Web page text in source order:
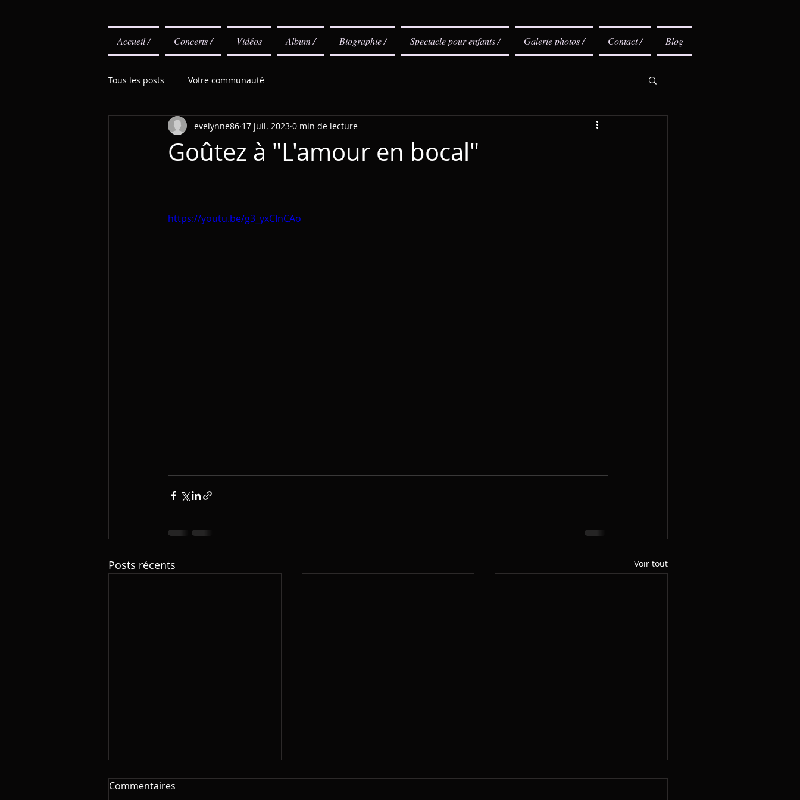
Accueil / Concerts / Vidéos Album / Biographie / Spectacle pour enfants / Galerie photos / Contact / Blog
Tous les posts Votre communauté
Goûtez à "L'amour en bocal"
evelynne86 17 juil. 2023 0 min de lecture
https://youtu.be/g3_yxCInCAo
Posts récents Voir tout
Commentaires